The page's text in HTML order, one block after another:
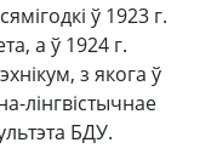
ў 1923 г.
а ў 1924 г.
з якога ў
лінгвістычнае
БДУ.